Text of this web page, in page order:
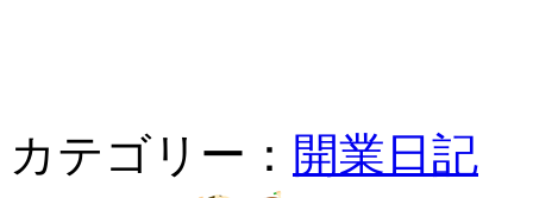
カテゴリー： 開業日記